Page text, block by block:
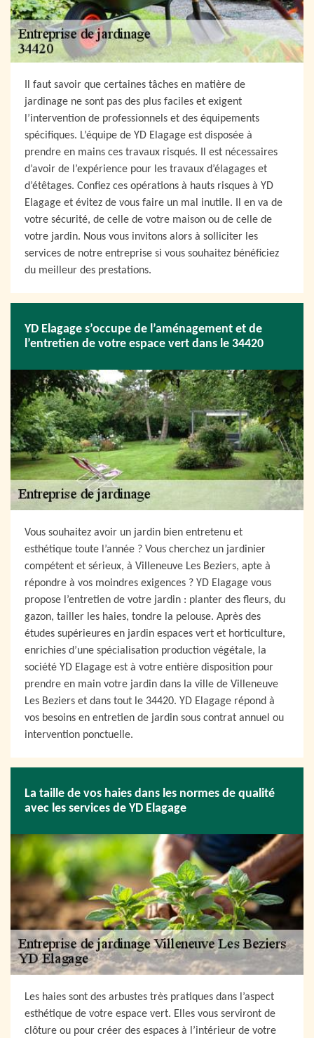
Il faut savoir que certaines tâches en matière de
jardinage ne sont pas des plus faciles et exigent
l’intervention de professionnels et des équipements
spécifiques. L’équipe de YD Elagage est disposée à
prendre en mains ces travaux risqués. Il est nécessaires
d’avoir de l’expérience pour les travaux d’élagages et
d’étêtages. Confiez ces opérations à hauts risques à YD
Elagage et évitez de vous faire un mal inutile. Il en va de
votre sécurité, de celle de votre maison ou de celle de
votre jardin. Nous vous invitons alors à solliciter les
services de notre entreprise si vous souhaitez bénéficiez
du meilleur des prestations.
YD Elagage s’occupe de l’aménagement et de
l’entretien de votre espace vert dans le 34420
Vous souhaitez avoir un jardin bien entretenu et
esthétique toute l’année ? Vous cherchez un jardinier
compétent et sérieux, à Villeneuve Les Beziers, apte à
répondre à vos moindres exigences ? YD Elagage vous
propose l’entretien de votre jardin : planter des fleurs, du
gazon, tailler les haies, tondre la pelouse. Après des
études supérieures en jardin espaces vert et horticulture,
enrichies d’une spécialisation production végétale, la
société YD Elagage est à votre entière disposition pour
prendre en main votre jardin dans la ville de Villeneuve
Les Beziers et dans tout le 34420. YD Elagage répond à
vos besoins en entretien de jardin sous contrat annuel ou
intervention ponctuelle.
La taille de vos haies dans les normes de qualité
avec les services de YD Elagage
Les haies sont des arbustes très pratiques dans l’aspect
esthétique de votre espace vert. Elles vous serviront de
clôture ou pour créer des espaces à l’intérieur de votre